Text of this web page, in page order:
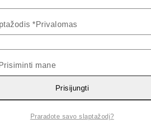
*Privalomas
Prisiminti mane
Prisijungti
Praradote savo slaptažodį?